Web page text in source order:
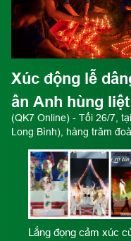
Xúc động lễ
ân Anh hùng
(QK7 Online) - Tối 26/7,
Long Bình), hàng trăm
niệm 79 năm Ngày
Lắng đọng cảm xúc